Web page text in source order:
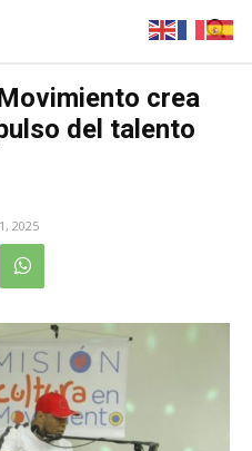
crea
del talento
2025